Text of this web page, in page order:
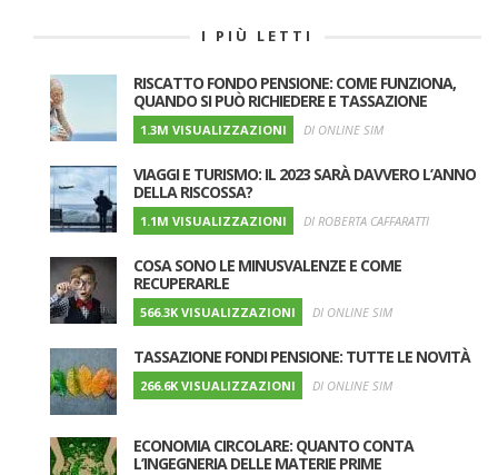
I PIÙ LETTI
RISCATTO FONDO PENSIONE: COME FUNZIONA,
QUANDO SI PUÒ RICHIEDERE E TASSAZIONE
1.3M VISUALIZZAZIONI DI ONLINE SIM
VIAGGI E TURISMO: IL 2023 SARÀ DAVVERO L’ANNO
DELLA RISCOSSA?
1.1M VISUALIZZAZIONI DI ROBERTA CAFFARATTI
COSA SONO LE MINUSVALENZE E COME
RECUPERARLE
566.3K VISUALIZZAZIONI DI ONLINE SIM
TASSAZIONE FONDI PENSIONE: TUTTE LE NOVITÀ
266.6K VISUALIZZAZIONI DI ONLINE SIM
ECONOMIA CIRCOLARE: QUANTO CONTA
L’INGEGNERIA DELLE MATERIE PRIME